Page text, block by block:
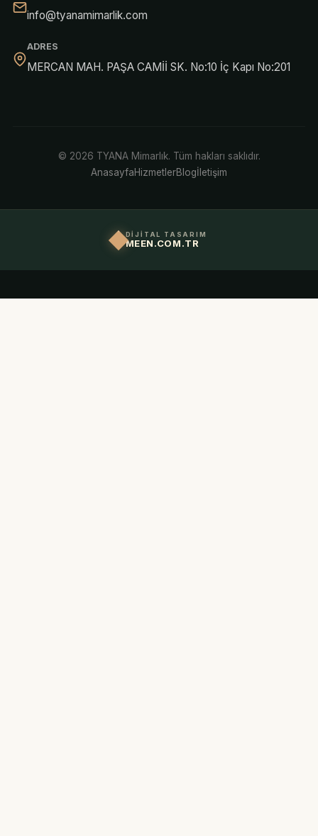
info@tyanamimarlik.com
ADRES
MERCAN MAH. PAŞA CAMİİ SK. No:10 İç Kapı No:201
© 2026 TYANA Mimarlık. Tüm hakları saklıdır.
AnasayfaHizmetlerBlogİletişim
DİJİTAL TASARIM
MEEN.COM.TR